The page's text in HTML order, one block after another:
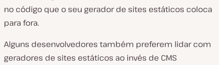
no código que o seu gerador de sites estáticos coloca
para fora.
Alguns desenvolvedores também preferem lidar com
geradores de sites estáticos ao invés de CMS